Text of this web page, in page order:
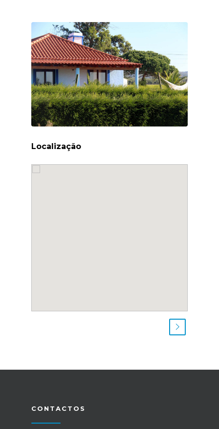
Localização
CONTACTOS